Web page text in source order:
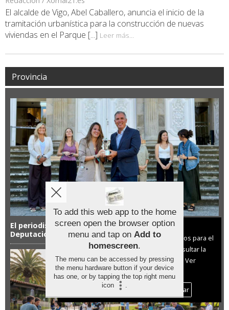
El alcalde de Vigo, Abel Caballero, anuncia el inicio de la
tramitación urbanística para la construcción de nuevas
viviendas en el Parque [...] Leer más...
Provincia
El periodismo con mirada femenina se premia en la
Deputación
Aviso sobre el Uso de cookies:
Utilizamos cookies nuestras y de terceros para el
funcionamiento del digital. Puedes consultar la
lista de cookies y como desconectarlas.
Ver
nuestra Política de Privacidad y Cookies
Aceptar Cookies
Personalizar
To add this web app to the home
screen open the browser option
menu and tap on Add to
homescreen.
The menu can be accessed by pressing
the menu hardware button if your device
has one, or by tapping the top right menu
icon
.